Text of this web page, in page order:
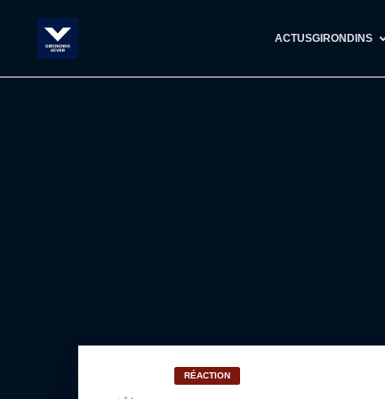
ACTUSGIRONDINS
RÉACTION